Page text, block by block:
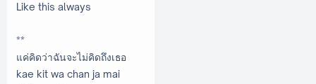
Like this always
**
แค่คิดว่าฉันจะไม่คิดถึงเธอ
kae kit wa chan ja mai